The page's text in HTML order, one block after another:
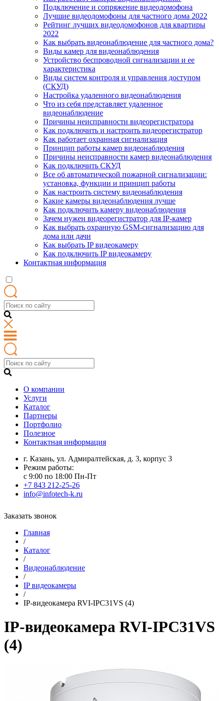
Подключение и сопряжение видеодомофона
Лучшие видеодомофоны для частного дома 2022
Рейтинг лучших видеодомофонов для квартиры
2022
Как выбрать видеонаблюдение для частного дома?
Виды камер для видеонаблюдения
Устройство беспроводной сигнализации и ее
характеристика
Виды систем контроля и управления доступом
(СКУД)
Настройка удаленного видеонаблюдения
Что из себя представляет удаленное
видеонаблюдение
Причины неисправности видеорегистратора
Как подключить и настроить видеорегистратор
Как работает охранная сигнализация
Принцип работы камер видеонаблюдения
Причины неисправности камер видеонаблюдения
Как подключить СКУД
Все об автоматической пожарной сигнализации:
установка, функции и принцип работы
Как настроить систему видеонаблюдения
Какие камеры видеонаблюдения лучше
Как подключить камеру видеонаблюдения
Зачем нужен видеорегистратор для IP-камер
Как выбрать охранную GSM-сигнализацию для
дома или дачи
Как выбрать IP видеокамеру
Как подключить IP видеокамеру
Контактная информация
О компании
Услуги
Каталог
Партнеры
Портфолио
Полезное
Контактная информация
г. Казань, ул. Адмиралтейская, д. 3, корпус 3
Режим работы:
с 9:00 по 18:00 Пн-Пт
+7 843 212-25-26
info@infotech-k.ru
Заказать звонок
Главная
/
Каталог
/
Видеонаблюдение
/
IP видеокамеры
/
IP-видеокамера RVI-IPC31VS (4)
IP-видеокамера RVI-IPC31VS
(4)